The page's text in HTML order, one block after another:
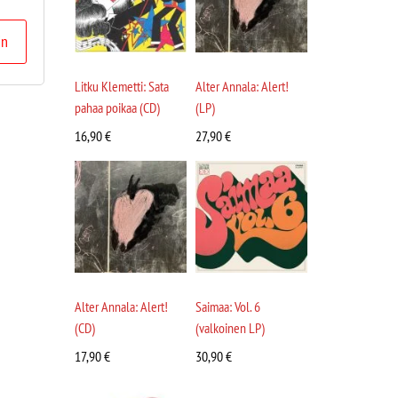
Litku Klemetti: Sata
pahaa poikaa (CD)
16,90€
Alter Annala: Alert!
(LP)
27,90€
Alter Annala: Alert!
(CD)
17,90€
Saimaa: Vol. 6
(valkoinen LP)
30,90€